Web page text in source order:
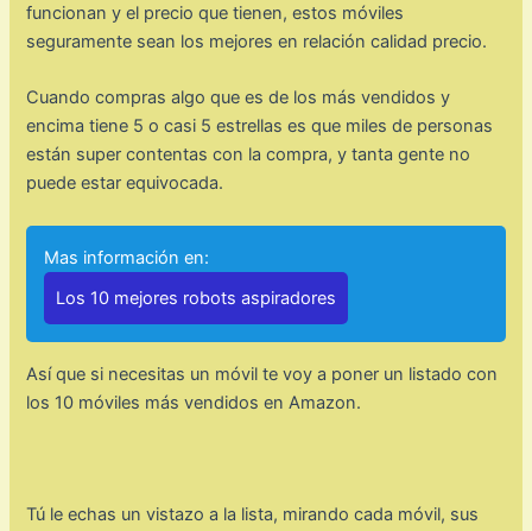
funcionan y el precio que tienen, estos móviles
seguramente sean los mejores en relación calidad precio.
Cuando compras algo que es de los más vendidos y
encima tiene 5 o casi 5 estrellas es que miles de personas
están super contentas con la compra, y tanta gente no
puede estar equivocada.
Mas información en:
Los 10 mejores robots aspiradores
Así que si necesitas un móvil te voy a poner un listado con
los 10 móviles más vendidos en Amazon.
Tú le echas un vistazo a la lista, mirando cada móvil, sus